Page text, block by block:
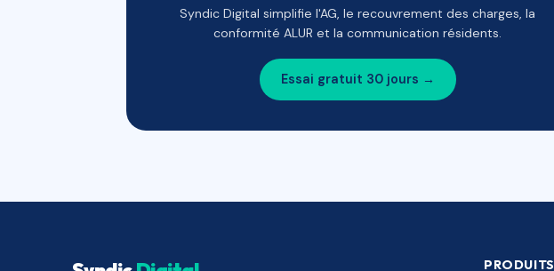
Syndic Digital simplifie l'AG, le recouvrement des charges, la
conformité ALUR et la communication résidents.
Essai gratuit 30 jours →
PRODUITS